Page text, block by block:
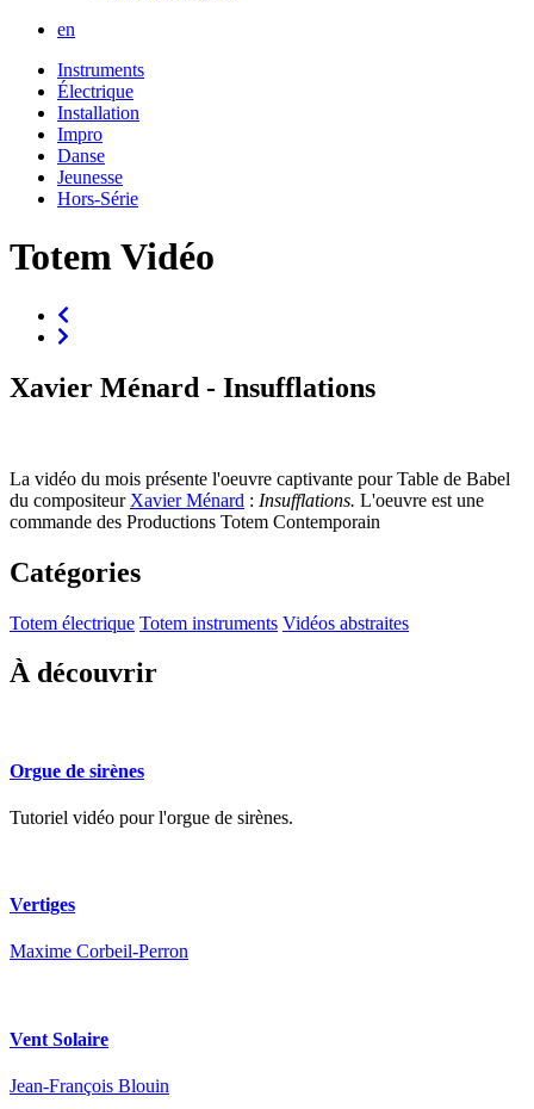
en
Instruments
Électrique
Installation
Impro
Danse
Jeunesse
Hors-Série
Totem Vidéo
Xavier Ménard - Insufflations
La vidéo du mois présente l'oeuvre captivante pour Table de Babel
du compositeur Xavier Ménard : Insufflations. L'oeuvre est une
commande des Productions Totem Contemporain
Catégories
Totem électrique Totem instruments Vidéos abstraites
À découvrir
Orgue de sirènes
Tutoriel vidéo pour l'orgue de sirènes.
Vertiges
Maxime Corbeil-Perron
Vent Solaire
Jean-François Blouin